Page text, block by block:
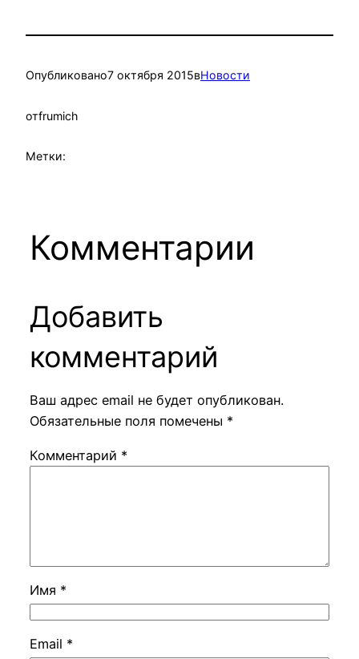
Опубликовано7 октября 2015вНовости
отfrumich
Метки:
Комментарии
Добавить
комментарий
Ваш адрес email не будет опубликован.
Обязательные поля помечены *
Комментарий *
Имя *
Email *